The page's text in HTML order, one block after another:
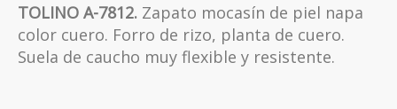
TOLINO A-7812. Zapato mocasín de piel napa
color cuero. Forro de rizo, planta de cuero.
Suela de caucho muy flexible y resistente.